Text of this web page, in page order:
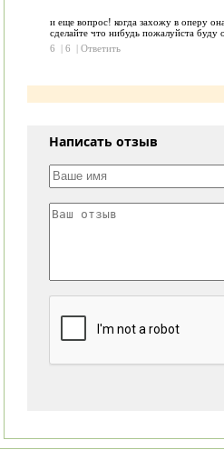
и еще вопрос! когда захожу в оперу
сделайте что нибудь пожалуйста буду
6
| 6 | Ответить
Написать отзыв